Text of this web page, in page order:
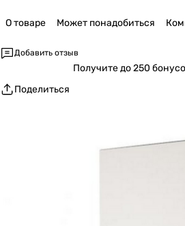
О товаре Может понадобиться
Добавить отзыв
Получитедо 250
Поделиться